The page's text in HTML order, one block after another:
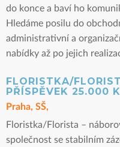
do konce a baví ho
Hledáme posilu do
administrativní a
nabídky až po jejich
FLORISTKA/
PŘÍSPĚVEK 25.000
Praha, SŠ,
Floristka/Florista –
společnost se stabilním